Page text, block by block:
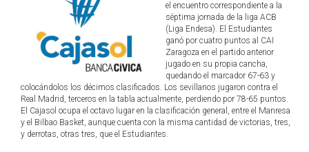
el encuentro correspondiente a la
séptima jornada de la liga ACB
(Liga Endesa). El Estudiantes
ganó por cuatro puntos al CAI
Zaragoza en el partido anterior
jugado en su propia cancha,
quedando el marcador 67-63 y
colocándolos los décimos clasificados. Los sevillanos jugaron contra el
Real Madrid, terceros en la tabla actualmente, perdiendo por 78-65 puntos.
El Cajasol ocupa el octavo lugar en la clasificación general, entre el Manresa
y el Bilbao Basket, aunque cuenta con la misma cantidad de victorias, tres,
y derrotas, otras tres, que el Estudiantes.